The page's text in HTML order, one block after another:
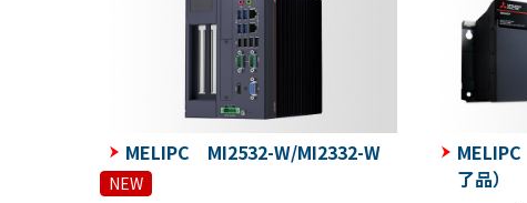
MELIPC MI2532-W/MI2332-W
NEW
了品）